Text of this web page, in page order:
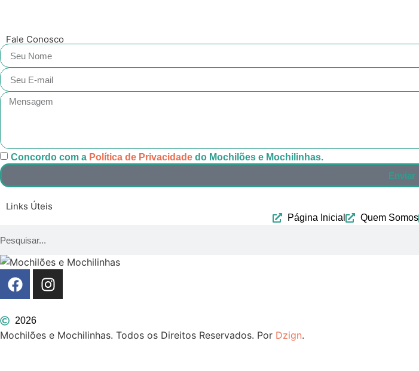
Fale Conosco
Concordo com a Política de Privacidade do Mochilões e Mochilinhas.
Enviar
Links Úteis
Página Inicial Quem Somos
2026
Mochilões e Mochilinhas. Todos os Direitos Reservados. Por Dzign.